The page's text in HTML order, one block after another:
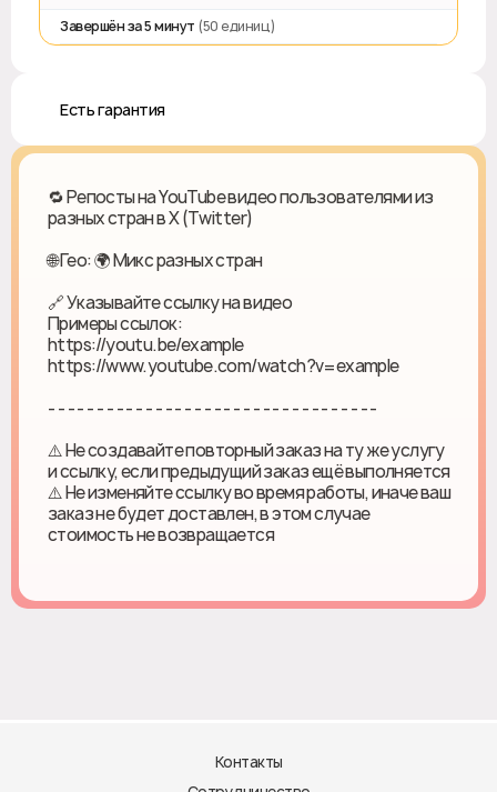
Завершён за 5 минут (50 единиц)
♻️ Есть гарантия
🔁 Репосты на YouTube видео пользователями из
разных стран в X (Twitter)
🌐 Гео: 🌍 Микс разных стран
🔗 Указывайте ссылку на видео
Примеры ссылок:
https://youtu.be/example
https://www.youtube.com/watch?v=example
- - - - - - - - - - - - - - - - - - - - - - - - - - - - - - - - - -
⚠️ Не создавайте повторный заказ на ту же услугу
и ссылку, если предыдущий заказ ещё выполняется
⚠️ Не изменяйте ссылку во время работы, иначе ваш
заказ не будет доставлен, в этом случае
стоимость не возвращается
Контакты